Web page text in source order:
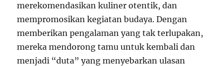
merekomendasikan kuliner otentik, dan
mempromosikan kegiatan budaya. Dengan
memberikan pengalaman yang tak terlupakan,
mereka mendorong tamu untuk kembali dan
menjadi “duta” yang menyebarkan ulasan